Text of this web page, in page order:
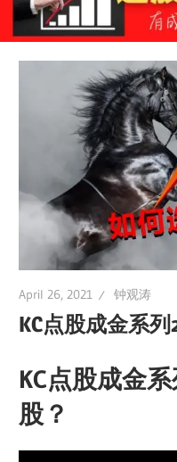
April 26, 2021 钟观涛
KC点股成金系
KC点股成金
股？